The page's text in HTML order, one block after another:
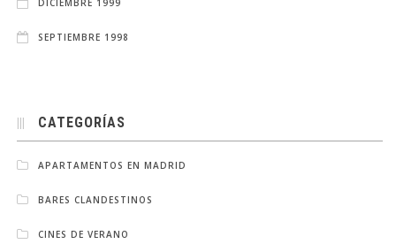
DICIEMBRE 1999
SEPTIEMBRE 1998
CATEGORÍAS
APARTAMENTOS EN MADRID
BARES CLANDESTINOS
CINES DE VERANO